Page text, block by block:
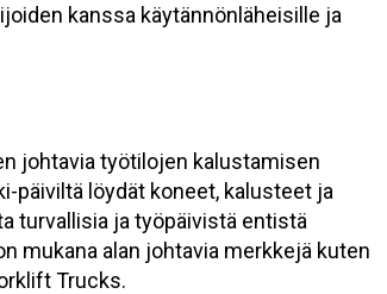
kanssa käytännönläheisille ja
johtavia työtilojen kalustamisen
päiviltä löydät koneet, kalusteet ja
turvallisia ja työpäivistä entistä
mukana alan johtavia merkkejä kuten
Trucks.